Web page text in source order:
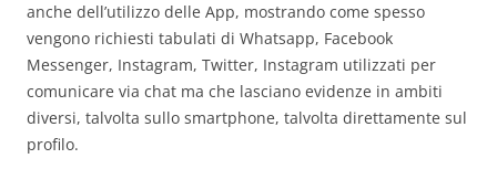
anche dell’utilizzo delle App, mostrando come spesso
vengono richiesti tabulati di Whatsapp, Facebook
Messenger, Instagram, Twitter, Instagram utilizzati per
comunicare via chat ma che lasciano evidenze in ambiti
diversi, talvolta sullo smartphone, talvolta direttamente sul
profilo.